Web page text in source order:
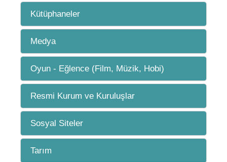
Kütüphaneler
Medya
Oyun - Eğlence (Film, Müzik, Hobi)
Resmi Kurum ve Kuruluşlar
Sosyal Siteler
Tarım